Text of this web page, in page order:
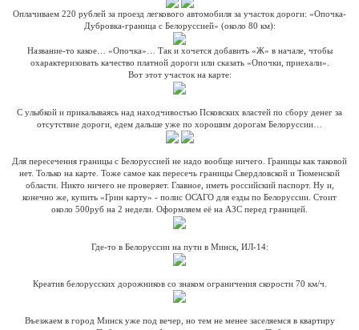
Оплачиваем 220 рублей за проезд легкового автомобиля за участок дороги: «Опочка-
Дубровка-граница с Белоруссией» (около 80 км):
Название-то какое… «Опочка»… Так и хочется добавить «Ж» в начале, чтобы
охарактеризовать качество платной дороги или сказать «Опочки, приехали».
Вот этот участок на карте:
С улыбкой и прикалываясь над находчивостью Псковских властей по сбору денег за
отсутствие дороги, едем дальше уже по хорошим дорогам Белоруссии…
Для пересечения границы с Белоруссией не надо вообще ничего. Границы как таковой
нет. Только на карте. Тоже самое как пересечь границы Свердловской и Тюменской
области. Никто ничего не проверяет. Главное, иметь российский паспорт. Ну и,
конечно же, купить «Грин карту» - полис ОСАГО для езды по Белоруссии. Стоит
около 500руб на 2 недели. Оформляем её на АЗС перед границей.
Где-то в Белоруссии на пути в Минск, ИЛ-14:
Креатив белорусских дорожников со знаком ограничения скорости 70 км/ч.
Въезжаем в город Минск уже под вечер, но тем не менее заселяемся в квартиру